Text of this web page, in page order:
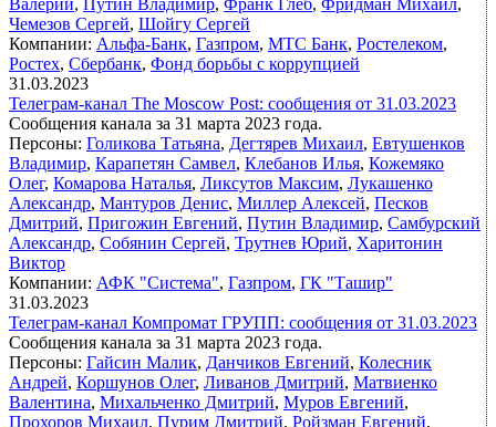
Валерий, Путин Владимир, Франк Глеб, Фридман Михаил,
Чемезов Сергей, Шойгу Сергей
Компании: Альфа-Банк, Газпром, МТС Банк, Ростелеком,
Ростех, Сбербанк, Фонд борьбы с коррупцией
31.03.2023
Телеграм-канал The Moscow Post: сообщения от 31.03.2023
Сообщения канала за 31 марта 2023 года.
Персоны: Голикова Татьяна, Дегтярев Михаил, Евтушенков
Владимир, Карапетян Самвел, Клебанов Илья, Кожемяко
Олег, Комарова Наталья, Ликсутов Максим, Лукашенко
Александр, Мантуров Денис, Миллер Алексей, Песков
Дмитрий, Пригожин Евгений, Путин Владимир, Самбурский
Александр, Собянин Сергей, Трутнев Юрий, Харитонин
Виктор
Компании: АФК "Система", Газпром, ГК "Ташир"
31.03.2023
Телеграм-канал Компромат ГРУПП: сообщения от 31.03.2023
Сообщения канала за 31 марта 2023 года.
Персоны: Гайсин Малик, Данчиков Евгений, Колесник
Андрей, Коршунов Олег, Ливанов Дмитрий, Матвиенко
Валентина, Михальченко Дмитрий, Муров Евгений,
Прохоров Михаил, Пурим Дмитрий, Ройзман Евгений,